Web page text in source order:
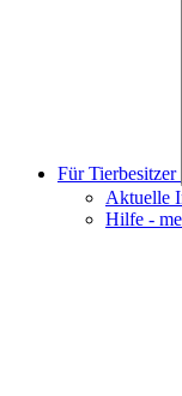
Für Tierbesitzer
Aktuelle
Hilfe -